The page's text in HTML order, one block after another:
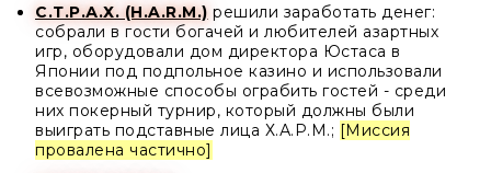
С.Т.Р.А.Х. (H.A.R.M.) решили заработать денег:
собрали в гости богачей и любителей азартных
игр, оборудовали дом директора Юстаса в
Японии под подпольное казино и использовали
всевозможные способы ограбить гостей - среди
них покерный турнир, который должны были
выиграть подставные лица Х.А.Р.М.; [Миссия
провалена частично]